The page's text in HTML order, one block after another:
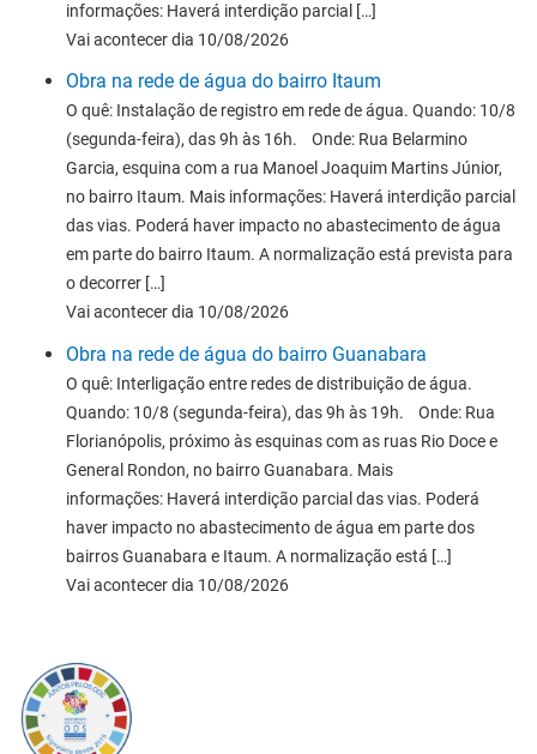
informações: Haverá interdição parcial […]
Vai acontecer dia 10/08/2026
Obra na rede de água do bairro Itaum
O quê: Instalação de registro em rede de água. Quando: 10/8
(segunda-feira), das 9h às 16h. Onde: Rua Belarmino
Garcia, esquina com a rua Manoel Joaquim Martins Júnior,
no bairro Itaum. Mais informações: Haverá interdição parcial
das vias. Poderá haver impacto no abastecimento de água
em parte do bairro Itaum. A normalização está prevista para
o decorrer […]
Vai acontecer dia 10/08/2026
Obra na rede de água do bairro Guanabara
O quê: Interligação entre redes de distribuição de água.
Quando: 10/8 (segunda-feira), das 9h às 19h. Onde: Rua
Florianópolis, próximo às esquinas com as ruas Rio Doce e
General Rondon, no bairro Guanabara. Mais
informações: Haverá interdição parcial das vias. Poderá
haver impacto no abastecimento de água em parte dos
bairros Guanabara e Itaum. A normalização está […]
Vai acontecer dia 10/08/2026